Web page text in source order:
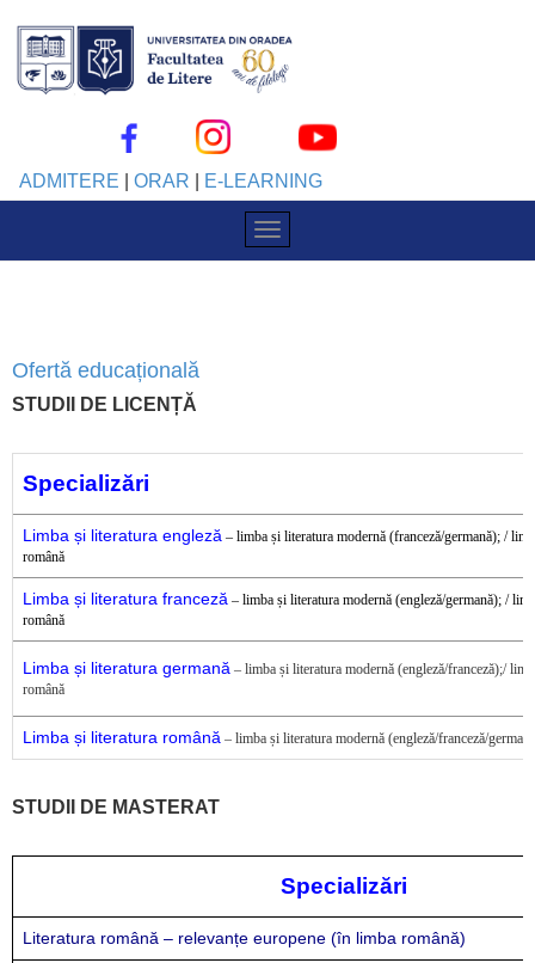
ADMITERE ORAR E-LEARNING
Ofertă educațională
STUDII DE LICENȚĂ
Specializări
Limba și literatura engleză – limba și literatura modernă (franceză/germană); /
română
Limba și literatura franceză – limba și literatura modernă (engleză/germană); /
română
Limba și literatura germană – limba și literatura modernă (engleză/franceză);/
română
Limba și literatura română – limba și literatura modernă (engleză/franceză/
STUDII DE MASTERAT
Specializări
Literatura română – relevanțe europene (în limba română)